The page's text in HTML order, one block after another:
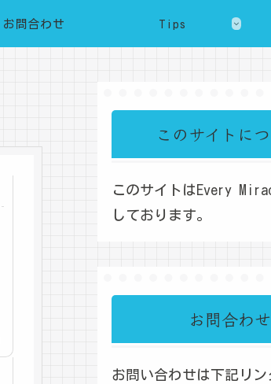
お問合わせ Tips
このサイトに
このサイトはEvery
しております。
お問合わせ
お問い合わせは下記リン